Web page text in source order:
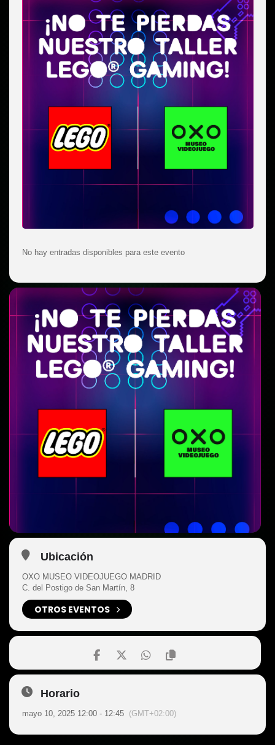
No hay entradas disponibles para este evento
Ubicación
OXO MUSEO VIDEOJUEGO MADRID
C. del Postigo de San Martín, 8
OTROS EVENTOS
Horario
mayo 10, 2025 12:00 - 12:45 (GMT+02:00)